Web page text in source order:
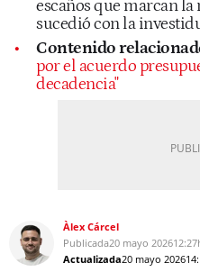
escaños que marcan
sucedió con la
Contenido
por el acuerdo
decadencia"
Àlex Cárcel
Publicada20 mayo 2026
Actualizada20 mayo 2026